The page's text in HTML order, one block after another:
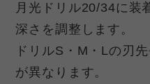
月光ドリル20/34に装
深さを調整します。
ドリルS・M・Lの刃
が異なります。